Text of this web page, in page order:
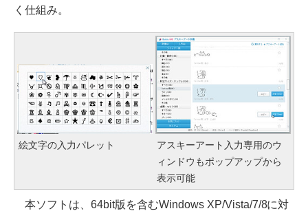
く仕組み。
絵文字の入力パレット
アスキーアート入力専用のウ
ィンドウもポップアップから
表示可能
本ソフトは、64bit版を含むWindows XP/Vista/7/8に対